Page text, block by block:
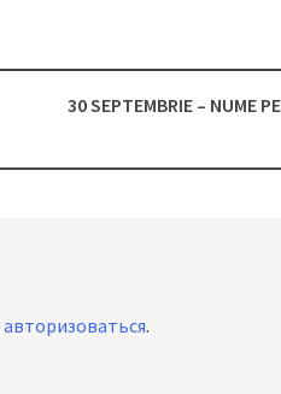
30 SEPTEMBRIE – NUME
авторизоваться.